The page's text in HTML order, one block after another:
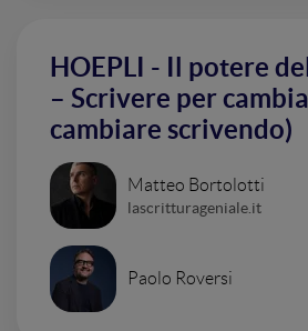
HOEPLI - Il potere
– Scrivere per
cambiare scrivendo)
Matteo Bortolotti
lascritturageniale.it
Paolo Roversi